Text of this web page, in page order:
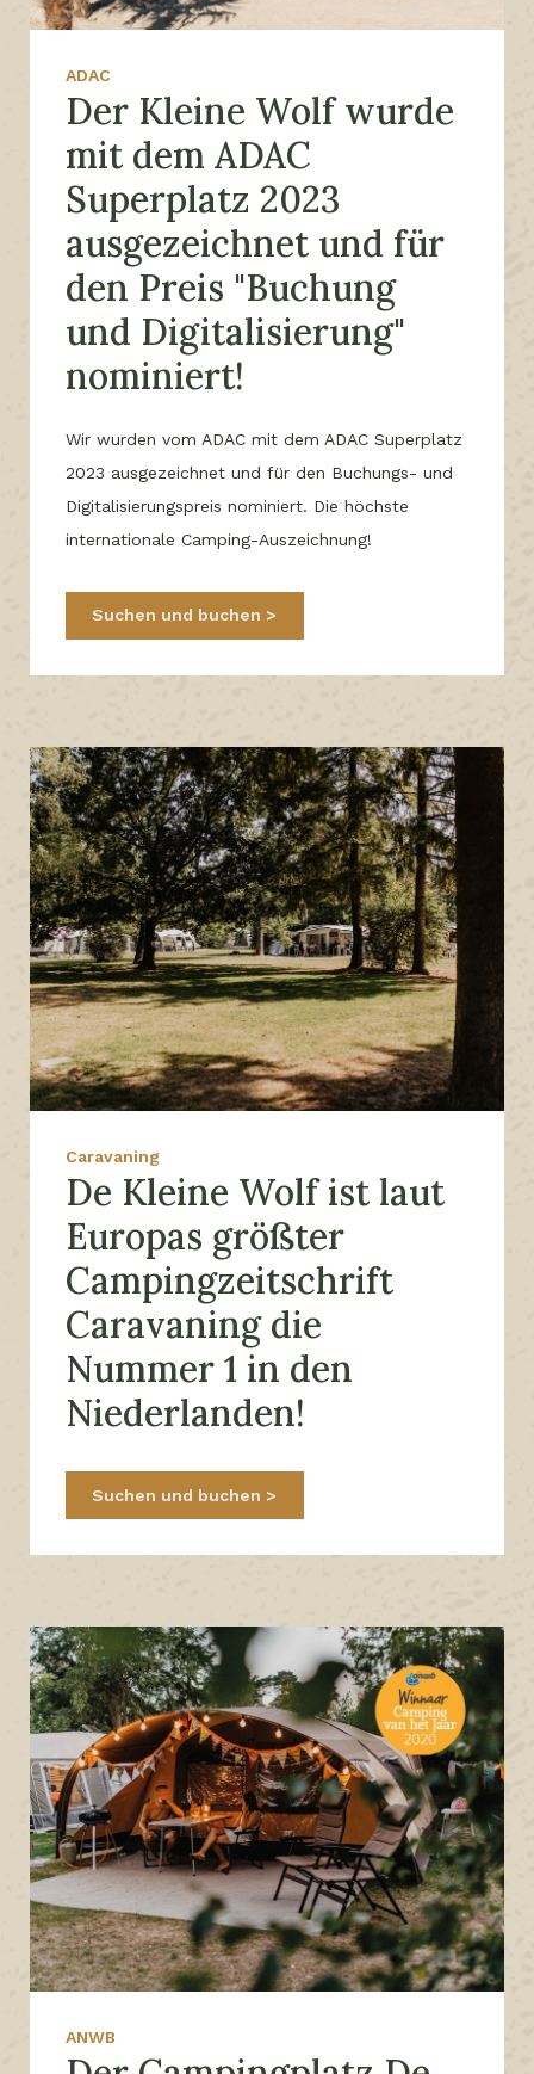
ADAC
Der Kleine Wolf wurde
mit dem ADAC
Superplatz 2023
ausgezeichnet und für
den Preis "Buchung
und Digitalisierung"
nominiert!
Wir wurden vom ADAC mit dem ADAC Superplatz
2023 ausgezeichnet und für den Buchungs- und
Digitalisierungspreis nominiert. Die höchste
internationale Camping-Auszeichnung!
Suchen und buchen
Caravaning
De Kleine Wolf ist laut
Europas größter
Campingzeitschrift
Caravaning die
Nummer 1 in den
Niederlanden!
Suchen und buchen
ANWB